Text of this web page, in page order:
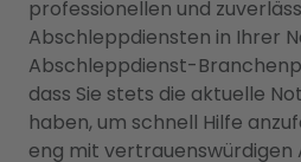
professionellen und
Abschleppdiensten in Ihrer
Abschleppdienst-
dass Sie stets die aktuelle
haben, um schnell Hilfe
eng mit